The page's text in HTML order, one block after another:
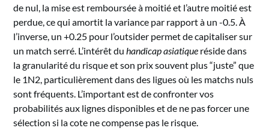
de nul, la mise est remboursée à moitié et l’autre moitié est
perdue, ce qui amortit la variance par rapport à un -0.5. À
l’inverse, un +0.25 pour l’outsider permet de capitaliser sur
un match serré. L’intérêt duhandicap asiatique réside dans
la granularité du risque et son prix souvent plus “juste” que
le 1N2, particulièrement dans des ligues où les matchs nuls
sont fréquents. L’important est de confronter vos
probabilités aux lignes disponibles et de ne pas forcer une
sélection si la cote ne compense pas le risque.